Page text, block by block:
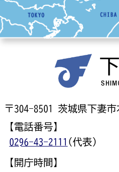
〒304-8501 茨城県下妻
【電話番号】
0296-43-2111 (代表)
【開庁時間】